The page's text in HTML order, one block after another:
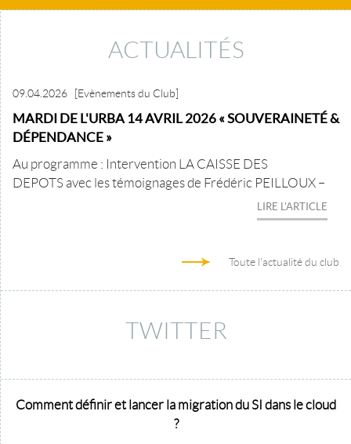
ACTUALITÉS
09.04.2026 [Evènements du Club]
MARDI DE L'URBA 14 AVRIL 2026 « SOUVERAINETÉ &
DÉPENDANCE »
Au programme : Intervention LA CAISSE DES
DEPOTS avec les témoignages de Frédéric PEILLOUX –
LIRE L'ARTICLE
Toute l'actualité du club
TWITTER
Comment définir et lancer la migration du SI dans le cloud
?